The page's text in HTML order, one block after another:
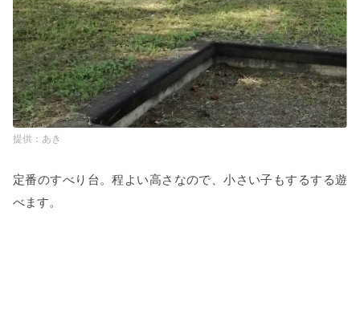
あき
定番のすべり台。程よい高さなので、小さい子もするする遊
べます。